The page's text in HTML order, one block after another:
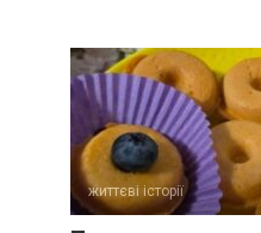
життєві історії